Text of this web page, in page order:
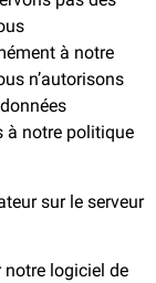
à notre
n’autorisons
à notre politique
sur le serveur
notre logiciel de